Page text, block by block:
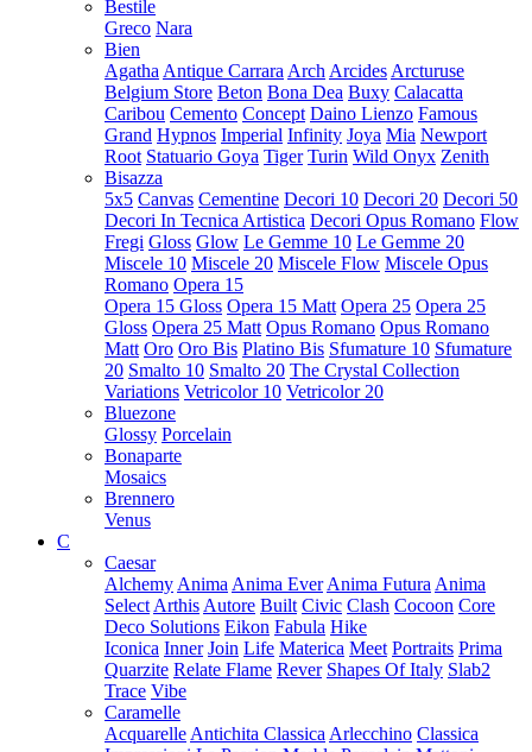
Bestile
Greco Nara
Bien
Agatha Antique Carrara Arch Arcides Arcturuse
Belgium Store Beton Bona Dea Buxy Calacatta
Caribou Cemento Concept Daino Lienzo Famous
Grand Hypnos Imperial Infinity Joya Mia Newport
Root Statuario Goya Tiger Turin Wild Onyx Zenith
Bisazza
5x5 Canvas Cementine Decori 10 Decori 20 Decori 50
Decori In Tecnica Artistica Decori Opus Romano Flow
Fregi Gloss Glow Le Gemme 10 Le Gemme 20
Miscele 10 Miscele 20 Miscele Flow Miscele Opus
Romano Opera 15
Opera 15 Gloss Opera 15 Matt Opera 25 Opera 25
Gloss Opera 25 Matt Opus Romano Opus Romano
Matt Oro Oro Bis Platino Bis Sfumature 10 Sfumature
20 Smalto 10 Smalto 20 The Crystal Collection
Variations Vetricolor 10 Vetricolor 20
Bluezone
Glossy Porcelain
Bonaparte
Mosaics
Brennero
Venus
C
Caesar
Alchemy Anima Anima Ever Anima Futura Anima
Select Arthis Autore Built Civic Clash Cocoon Core
Deco Solutions Eikon Fabula Hike
Iconica Inner Join Life Materica Meet Portraits Prima
Quarzite Relate Flame Rever Shapes Of Italy Slab2
Trace Vibe
Caramelle
Acquarelle Antichita Classica Arlecchino Classica